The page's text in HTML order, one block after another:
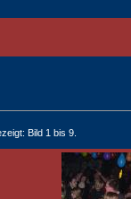
Bild 1 bis 9.